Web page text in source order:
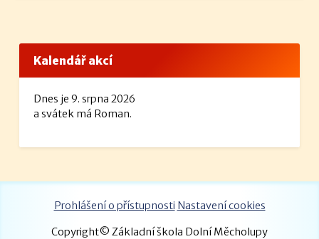
Kalendář akcí
Dnes je 9. srpna 2026
a svátek má Roman.
Prohlášení o přístupnosti Nastavení cookies
Copyright© Základní škola Dolní Měcholupy